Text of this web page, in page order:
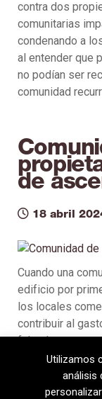
contra dos
comunitarias
condenando a
al entender que
no podían ser
comunidad
de
18 abril
Cuando una
edificio por
los locales
contribuir al
falta de uso»
propietarios de
Utilizamos
análisis